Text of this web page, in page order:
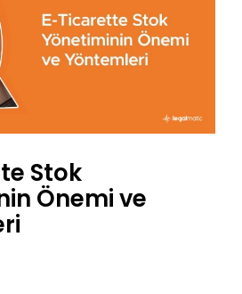
Stok
Önemi ve